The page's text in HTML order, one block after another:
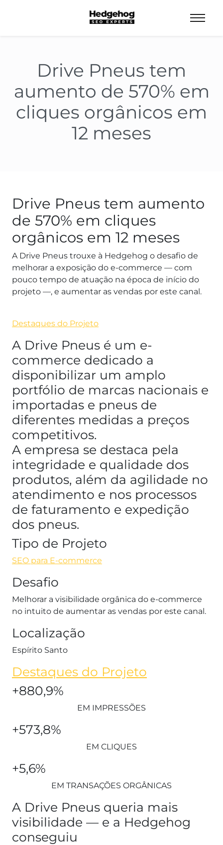
Drive Pneus tem
aumento de 570% em
cliques orgânicos em
12 meses
Drive Pneus tem aumento
de 570% em cliques
orgânicos em 12 meses
A Drive Pneus trouxe à Hedgehog o desafio de
melhorar a exposição do e-commerce — com
pouco tempo de atuação na época de início do
projeto —, e aumentar as vendas por este canal.
Destaques do Projeto
A Drive Pneus é um e-
commerce dedicado a
disponibilizar um amplo
portfólio de marcas nacionais e
importadas e pneus de
diferentes medidas a preços
competitivos.
A empresa se destaca pela
integridade e qualidade dos
produtos, além da agilidade no
atendimento e nos processos
de faturamento e expedição
dos pneus.
Tipo de Projeto
SEO para E-commerce
Desafio
Melhorar a visibilidade orgânica do e-commerce
no intuito de aumentar as vendas por este canal.
Localização
Espírito Santo
Destaques do Projeto
+880,9%
EM IMPRESSÕES
+573,8%
EM CLIQUES
+5,6%
EM TRANSAÇÕES ORGÂNICAS
A Drive Pneus queria mais
visibilidade — e a Hedgehog
conseguiu